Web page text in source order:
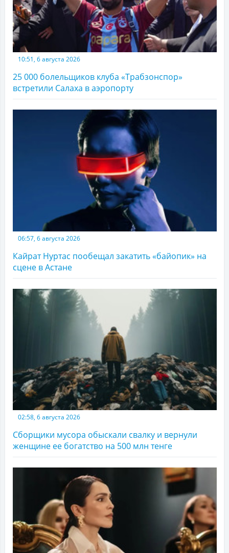
10:51, 6 августа 2026
25 000 болельщиков клуба «Трабзонспор»
встретили Салаха в аэропорту
06:57, 6 августа 2026
Кайрат Нуртас пообещал закатить «байопик» на
сцене в Астане
02:58, 6 августа 2026
Сборщики мусора обыскали свалку и вернули
женщине ее богатство на 500 млн тенге